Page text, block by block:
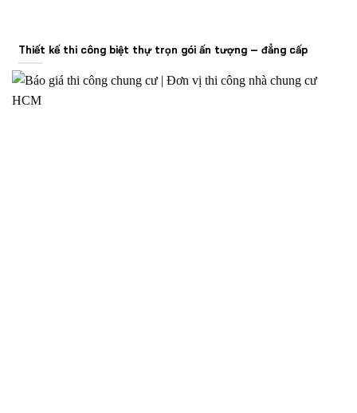
Thiết kế thi công biệt thự trọn gói ấn tượng – đẳng cấp